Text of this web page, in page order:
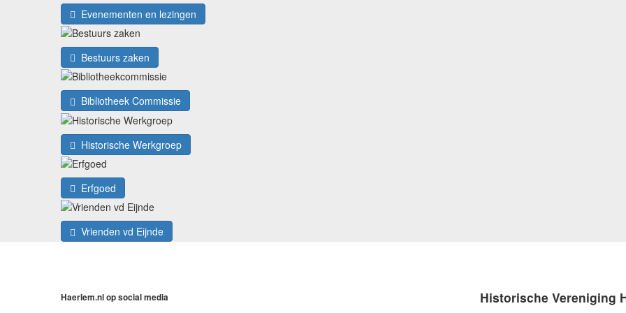
Evenementen en lezingen
Bestuurs zaken
Bibliotheek Commissie
Historische Werkgroep
Erfgoed
Vrienden vd Eijnde
Haerlem.nl op social media Historische Vereniging